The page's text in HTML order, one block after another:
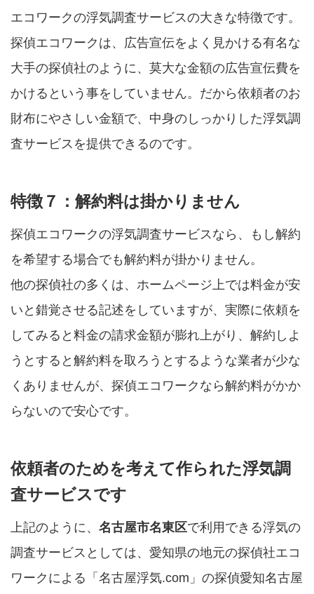
エコワークの浮気調査サービスの大きな特徴です。
探偵エコワークは、広告宣伝をよく見かける有名な
大手の探偵社のように、莫大な金額の広告宣伝費を
かけるという事をしていません。だから依頼者のお
財布にやさしい金額で、中身のしっかりした浮気調
査サービスを提供できるのです。
特徴７：解約料は掛かりません
探偵エコワークの浮気調査サービスなら、もし解約
を希望する場合でも解約料が掛かりません。
他の探偵社の多くは、ホームページ上では料金が安
いと錯覚させる記述をしていますが、実際に依頼を
してみると料金の請求金額が膨れ上がり、解約しよ
うとすると解約料を取ろうとするような業者が少な
くありませんが、探偵エコワークなら解約料がかか
らないので安心です。
依頼者のためを考えて作られた浮気調
査サービスです
上記のように、 名古屋市名東区で利用できる浮気の
調査サービスとしては、愛知県の地元の探偵社エコ
ワークによる「名古屋浮気.com」の探偵愛知名古屋